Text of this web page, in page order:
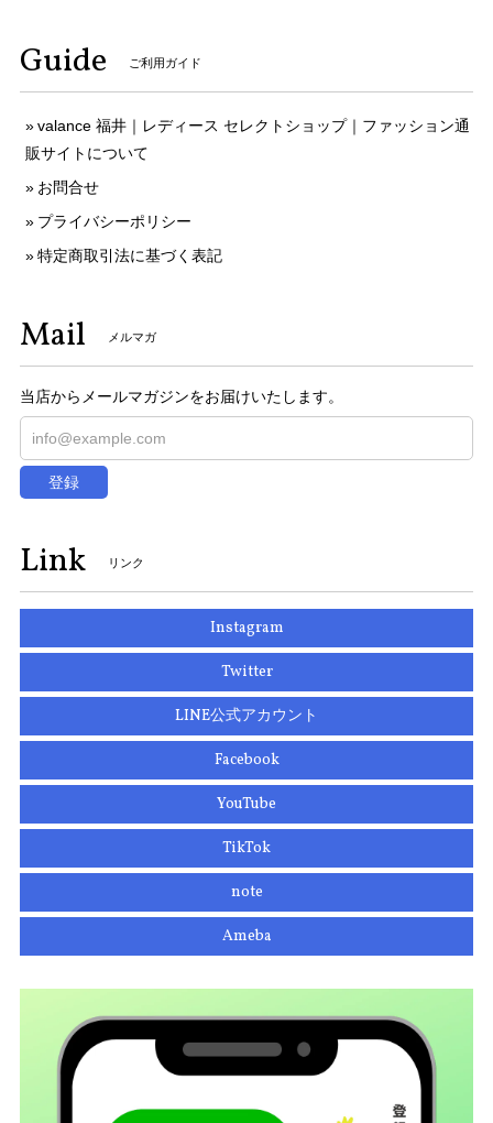
Guide ご利用ガイド
valance 福井｜レディース セレクトショップ｜ファッション通
販サイトについて
お問合せ
プライバシーポリシー
特定商取引法に基づく表記
Mail メルマガ
当店からメールマガジンをお届けいたします。
登録
Link リンク
Instagram
Twitter
LINE公式アカウント
Facebook
YouTube
TikTok
note
Ameba